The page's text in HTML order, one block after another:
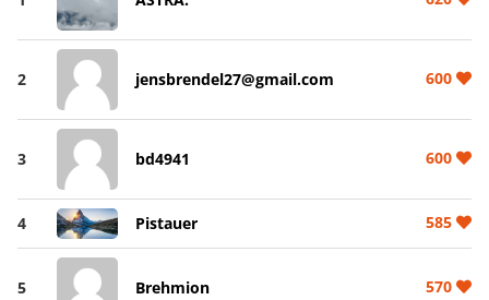
2 jensbrendel27@gmail.com 600
3 bd4941 600
4 Pistauer 585
5 Brehmion 570